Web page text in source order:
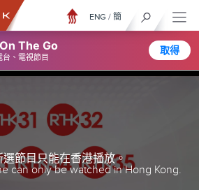
The Go
、電視節目
取得
ENG / 簡
選節目只能在香港播放。
can only be watched in Hong Kong.